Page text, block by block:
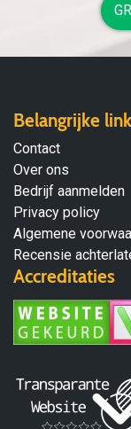
Belangrijke
Contact
Over ons
Bedrijf aanmelden
Privacy policy
Algemene
Recensie
Accreditaties